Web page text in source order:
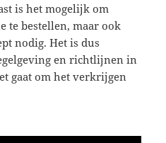
is het mogelijk om
te bestellen, maar ook
nodig. Het is dus
en richtlijnen in
gaat om het verkrijgen